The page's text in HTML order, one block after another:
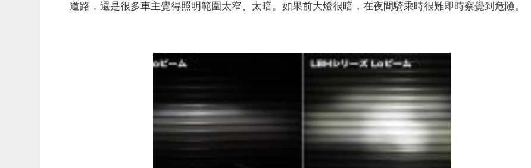
道路，還是很多車主覺得照明範圍太窄、太暗。如果前大燈很暗，在夜間騎乘時很難即時察覺到危險。